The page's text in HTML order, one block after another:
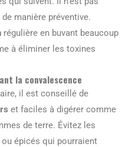
manière préventive.
régulière en buvant beaucoup
à éliminer les toxines
la convalescence
il est conseillé de
et faciles à digérer comme
de terre. Évitez les
épicés qui pourraient